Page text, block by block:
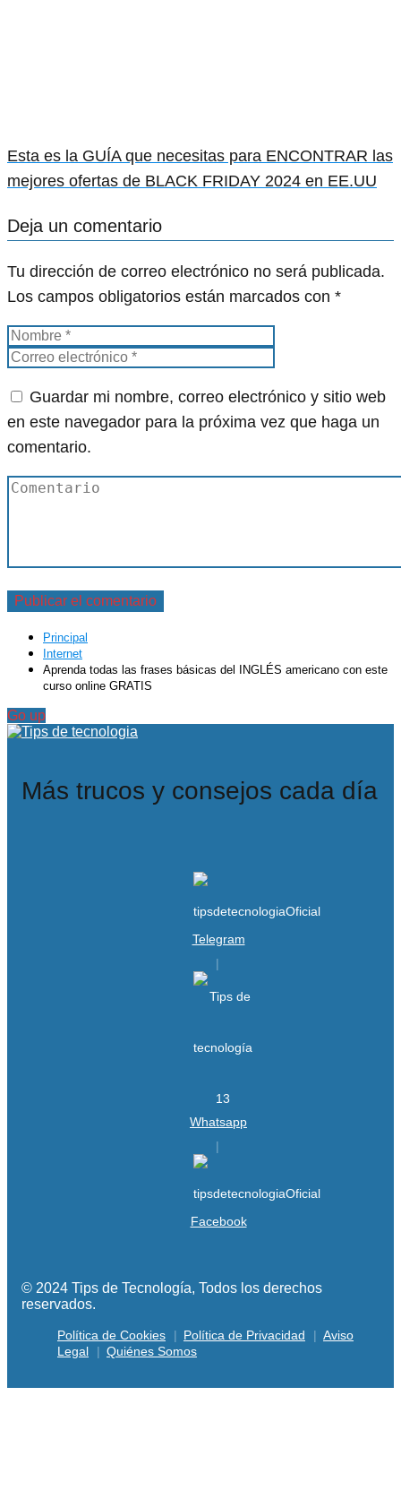
Esta es la GUÍA que necesitas para ENCONTRAR las
mejores ofertas de BLACK FRIDAY 2024 en EE.UU
Deja un comentario
Tu dirección de correo electrónico no será publicada.
Los campos obligatorios están marcados con *
Guardar mi nombre, correo electrónico y sitio web
en este navegador para la próxima vez que haga un
comentario.
Principal
Internet
Aprenda todas las frases básicas del INGLÉS americano con este
curso online GRATIS
Go up
Más trucos y consejos cada día
Telegram
Whatsapp
Facebook
© 2024 Tips de Tecnología, Todos los derechos
reservados.
Política de Cookies Política de Privacidad
Aviso
Legal
Quiénes Somos